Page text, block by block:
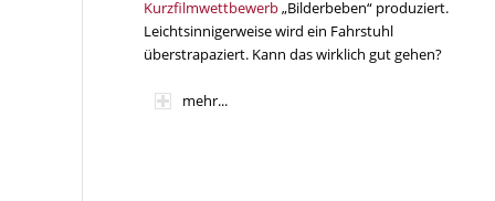
Kurzfilmwettbewerb„Bilderbeben“ produziert.
Leichtsinnigerweise wird ein Fahrstuhl
überstrapaziert. Kann das wirklich gut gehen?
mehr...